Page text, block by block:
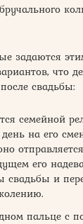
задаются
что
свадьбы:
семейной
на его
его
свадьбы и
пальце с